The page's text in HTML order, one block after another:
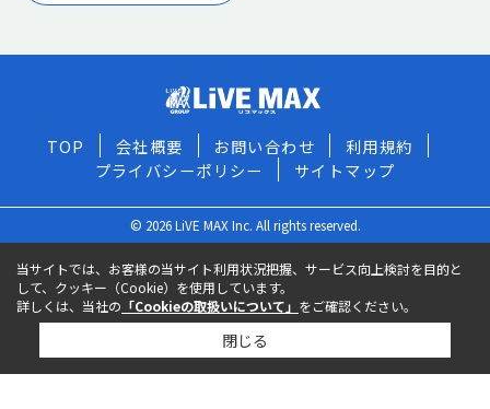
TOP 会社概要 お問い合わせ
利用規約
プライバシーポリシー
サイトマップ
© 2026 LiVE MAX Inc. All rights reserved.
当サイトでは、お客様の当サイト利用状況把握、サービス向上検討を目的と
して、クッキー（Cookie）を使用しています。
詳しくは、当社の 「Cookieの取扱いについて」 をご確認ください。
閉じる